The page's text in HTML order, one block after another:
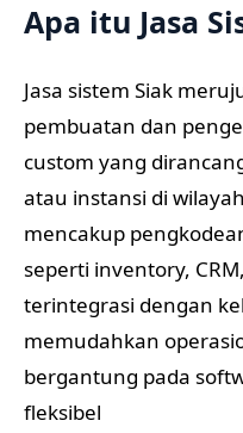
Apa itu Jasa
Jasa sistem Siak
pembuatan dan
custom yang
atau instansi di
mencakup
seperti inventory,
terintegrasi dengan
memudahkan
bergantung pada
fleksibel